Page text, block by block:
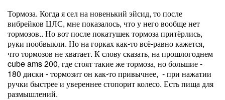
Тормоза. Когда я сел на новенький эйсид, то после
вибрейков ЦЛС, мне показалось, что у него вообще нет
тормозов.. Но вот после покатушек тормоза притёрлись,
руки пообвыкли. Но на горках как-то всё-равно кажется,
что тормозов не хватает. К слову сказать, на прошлогоднем
cube ams 200, где стоят такие же тормоза, но большие -
180 диски - тормозит он как-то привычнее, - при нажатии
ручки быстрее и увереннее стопорит колесо. Есть пища для
размышлений.